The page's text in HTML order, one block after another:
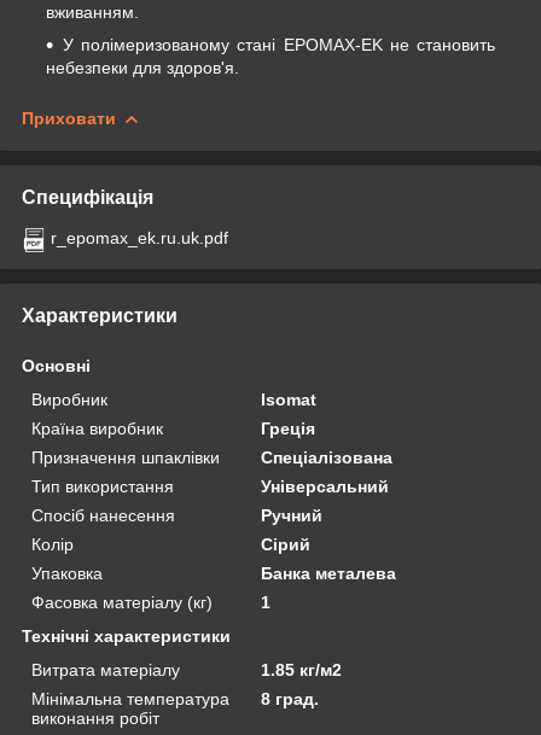
вживанням.
У полімеризованому стані EPOMAX-EK не становить
небезпеки для здоров'я.
Приховати
Специфікація
r_epomax_ek.ru.uk.pdf
Характеристики
Основні
Виробник
Isomat
Країна виробник
Греція
Призначення шпаклівки
Спеціалізована
Тип використання
Універсальний
Спосіб нанесення
Ручний
Колір
Сірий
Упаковка
Банка металева
Фасовка матеріалу (кг)
1
Технічні характеристики
Витрата матеріалу
1.85 кг/м2
Мінімальна температура
виконання робіт
8 град.